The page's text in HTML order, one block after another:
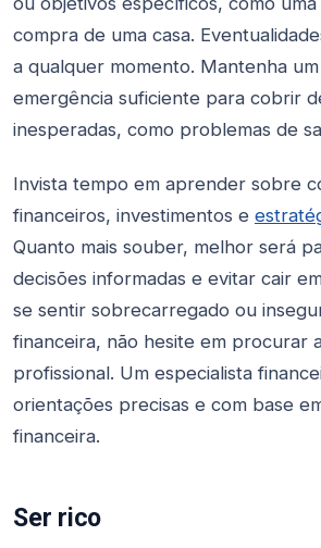
compra de uma casa.
a qualquer momento. Mantenha
emergência suficiente para cobrir
inesperadas, como problemas de
Invista tempo em aprender sobre
financeiros, investimentos e
Quanto mais souber, melhor será
decisões informadas e evitar cair
se sentir sobrecarregado ou
financeira, não hesite em procurar
profissional. Um especialista
orientações precisas e com base
financeira.
Ser rico